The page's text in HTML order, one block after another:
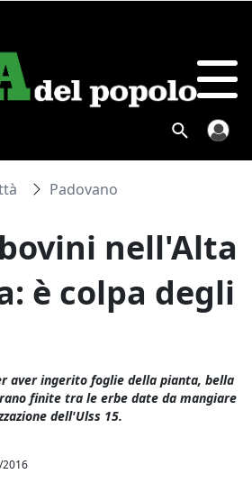
Padovano
nell'Alta
è colpa degli
aver ingerito foglie della pianta, bella
finite tra le erbe date da mangiare
dell'Ulss 15.